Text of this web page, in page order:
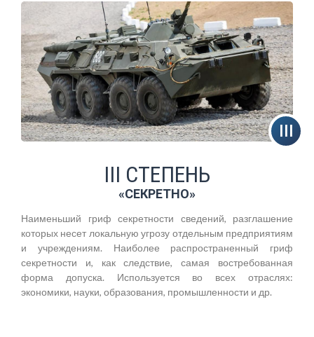
III СТЕПЕНЬ
«СЕКРЕТНО»
Наименьший гриф секретности сведений, разглашение
которых несет локальную угрозу отдельным предприятиям
и учреждениям. Наиболее распространенный гриф
секретности и, как следствие, самая востребованная
форма допуска. Используется во всех отраслях:
экономики, науки, образования, промышленности и др.